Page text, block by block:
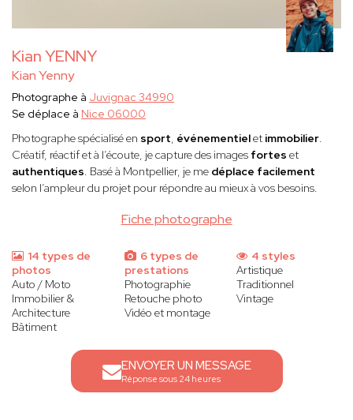
Kian YENNY
Kian Yenny
Fiche photographe
Photographe à Juvignac 34990
Se déplace à Nice 06000
Photographe spécialisé en sport, événementielet immobilier.
Créatif, réactif et à l’écoute, je capture des images fortes et
authentiques. Basé à Montpellier, je me déplace facilement
selon l’ampleur du projet pour répondre au mieux à vos besoins.
14 types de
photos
Auto / Moto
Immobilier &
Architecture
Bâtiment
6 types de
prestations
Photographie
Retouche photo
Vidéo et montage
4 styles
Artistique
Traditionnel
Vintage
ENVOYER UN MESSAGE
Réponse sous 24 heures